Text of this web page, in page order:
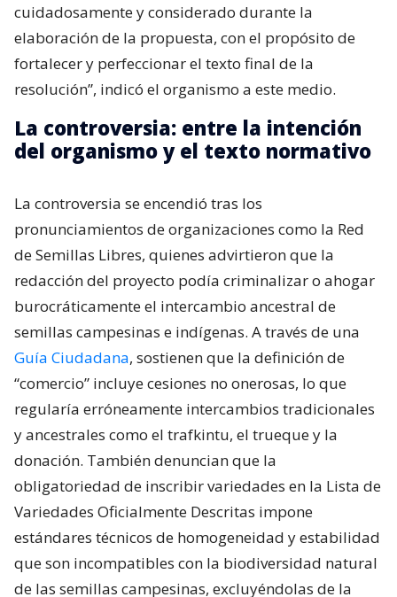
cuidadosamente y considerado durante la
elaboración de la propuesta, con el propósito de
fortalecer y perfeccionar el texto final de la
resolución”, indicó el organismo a este medio.
La controversia: entre la intención
del organismo y el texto normativo
La controversia se encendió tras los
pronunciamientos de organizaciones como la Red
de Semillas Libres, quienes advirtieron que la
redacción del proyecto podía criminalizar o ahogar
burocráticamente el intercambio ancestral de
semillas campesinas e indígenas. A través de una
Guía Ciudadana, sostienen que la definición de
“comercio” incluye cesiones no onerosas, lo que
regularía erróneamente intercambios tradicionales
y ancestrales como el trafkintu, el trueque y la
donación. También denuncian que la
obligatoriedad de inscribir variedades en la Lista de
Variedades Oficialmente Descritas impone
estándares técnicos de homogeneidad y estabilidad
que son incompatibles con la biodiversidad natural
de las semillas campesinas, excluyéndolas de la